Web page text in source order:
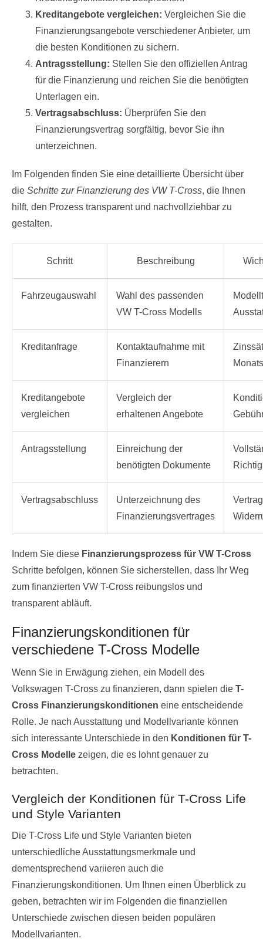
Kreditangebote vergleichen: Vergleichen Sie die
Finanzierungsangebote verschiedener Anbieter, um
die besten Konditionen zu sichern.
Antragsstellung: Stellen Sie den offiziellen Antrag
für die Finanzierung und reichen Sie die benötigten
Unterlagen ein.
Vertragsabschluss: Überprüfen Sie den
Finanzierungsvertrag sorgfältig, bevor Sie ihn
unterzeichnen.
Im Folgenden finden Sie eine detaillierte Übersicht über
die Schritte zur Finanzierung des VW T-Cross, die Ihnen
hilft, den Prozess transparent und nachvollziehbar zu
gestalten.
Schritt Beschreibung
Fahrzeugauswahl
Wahl des passenden
VW T-Cross Modells
Kreditanfrage
Kontaktaufnahme mit
Finanzierern
Kreditangebote
vergleichen
Vergleich der
erhaltenen Angebote
Antragsstellung
Einreichung der
benötigten Dokumente
Vertragsabschluss
Unterzeichnung des
Finanzierungsvertrages
Indem Sie diese Finanzierungsprozess für VW T-Cross
Schritte befolgen, können Sie sicherstellen, dass Ihr Weg
zum finanzierten VW T-Cross reibungslos und
transparent abläuft.
Finanzierungskonditionen für
verschiedene T-Cross Modelle
Wenn Sie in Erwägung ziehen, ein Modell des
Volkswagen T-Cross zu finanzieren, dann spielen die T-
Cross Finanzierungskonditionen eine entscheidende
Rolle. Je nach Ausstattung und Modellvariante können
sich interessante Unterschiede in den Konditionen für T-
Cross Modelle zeigen, die es lohnt genauer zu
betrachten.
Vergleich der Konditionen für T-Cross Life
und Style Varianten
Die T-Cross Life und Style Varianten bieten
unterschiedliche Ausstattungsmerkmale und
dementsprechend variieren auch die
Finanzierungskonditionen. Um Ihnen einen Überblick zu
geben, betrachten wir im Folgenden die finanziellen
Unterschiede zwischen diesen beiden populären
Modellvarianten.